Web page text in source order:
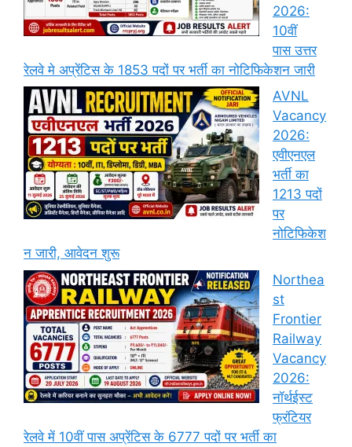
2026:
10वीं
पास उत्तर
रेलवे मे अप्रेंटिस के 1853 पदों पर भर्ती का नोटिफिकेशन जारी
AVNL
Vacancy
2026:
एवीएनएल
भर्ती का
1213 पदों
पर
नोटिफिकेश
न जारी, आवेदन शुरू
Northea
st
Frontier
Railway
Vacancy
2026:
नॉर्थईस्ट
फ्रंटियर
रेलवे में 10वीं पास अप्रेंटिस के 6777 पदों पर भर्ती का